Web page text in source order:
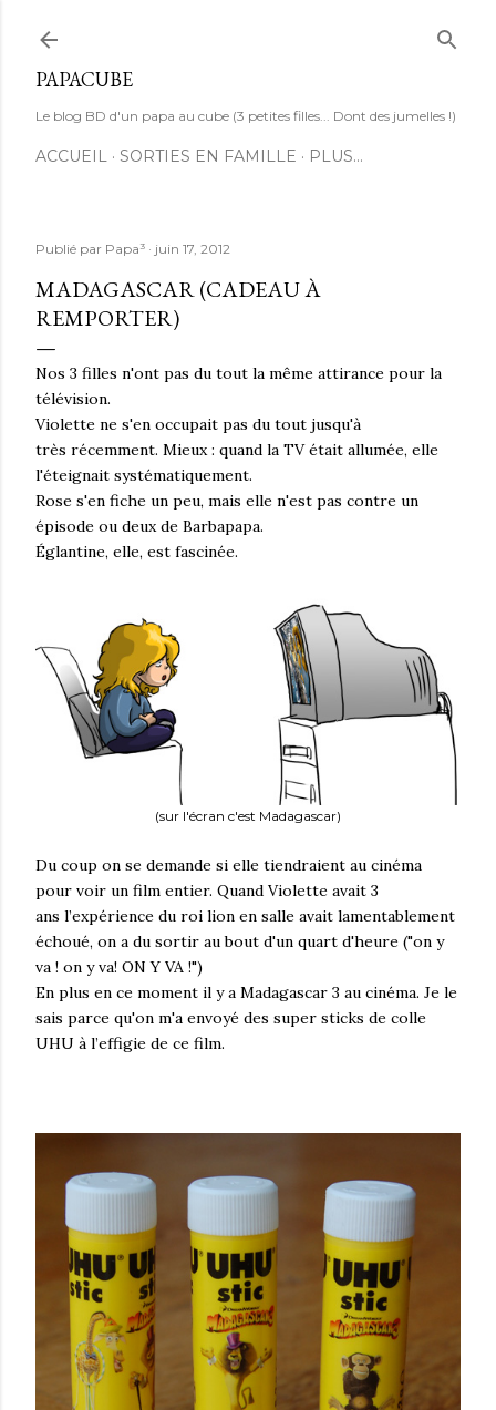
PAPACUBE
Le blog BD d'un papa au cube (3 petites filles... Dont des jumelles !)
ACCUEIL SORTIES EN FAMILLE PLUS…
Publié par Papa³ juin 17, 2012
MADAGASCAR (CADEAU À
REMPORTER)
Nos 3 filles n'ont pas du tout la même attirance pour la
télévision.
Violette ne s'en occupait pas du tout jusqu'à
très récemment. Mieux : quand la TV était allumée, elle
l'éteignait systématiquement.
Rose s'en fiche un peu, mais elle n'est pas contre un
épisode ou deux de Barbapapa.
Églantine, elle, est fascinée.
(sur l'écran c'est Madagascar)
Du coup on se demande si elle tiendraient au cinéma
pour voir un film entier. Quand Violette avait 3
ans l’expérience du roi lion en salle avait lamentablement
échoué, on a du sortir au bout d'un quart d'heure ("on y
va ! on y va! ON Y VA !")
En plus en ce moment il y a Madagascar 3 au cinéma. Je le
sais parce qu'on m'a envoyé des super sticks de colle
UHU à l’effigie de ce film.